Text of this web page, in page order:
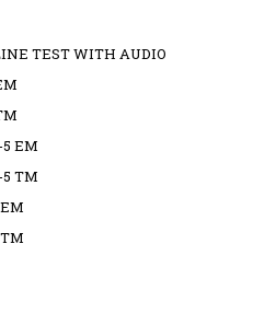
TEST WITH AUDIO
5 EM
5 TM